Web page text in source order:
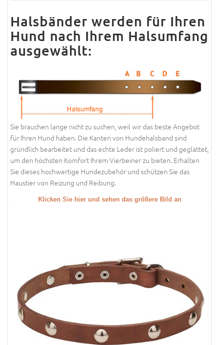
Halsbänder werden für Ihren
Hund nach Ihrem Halsumfang
ausgewählt:
Sie brauchen lange nicht zu suchen, weil wir das beste Angebot
für Ihren Hund haben. Die Kanten von Hundehalsband sind
gründlich bearbeitet und das echte Leder ist poliert und geglättet,
um den höchsten Komfort Ihrem Vierbeiner zu bieten. Erhalten
Sie dieses hochwertige Hundezubehör und schützen Sie das
Haustier von Reizung und Reibung.
Klicken Sie hier und sehen das größere Bild an